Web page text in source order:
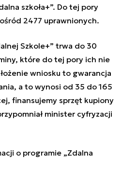
szkoła+”. Do tej pory
2477 uprawnionych.
Szkole+” trwa do 30
które do tej pory ich nie
wniosku to gwarancja
a to wynosi od 35 do 165
finansujemy sprzęt kupiony
minister cyfryzacji
o programie „Zdalna